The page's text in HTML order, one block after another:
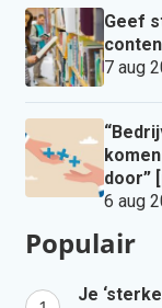
Geef
7 aug
door”
6 aug
Populair
Je